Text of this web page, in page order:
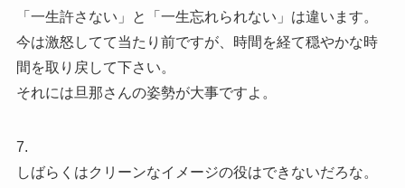
「一生許さない」と「一生忘れられない」は違います。
今は激怒してて当たり前ですが、時間を経て穏やかな時
間を取り戻して下さい。
それには旦那さんの姿勢が大事ですよ。
7.
しばらくはクリーンなイメージの役はできないだろな。